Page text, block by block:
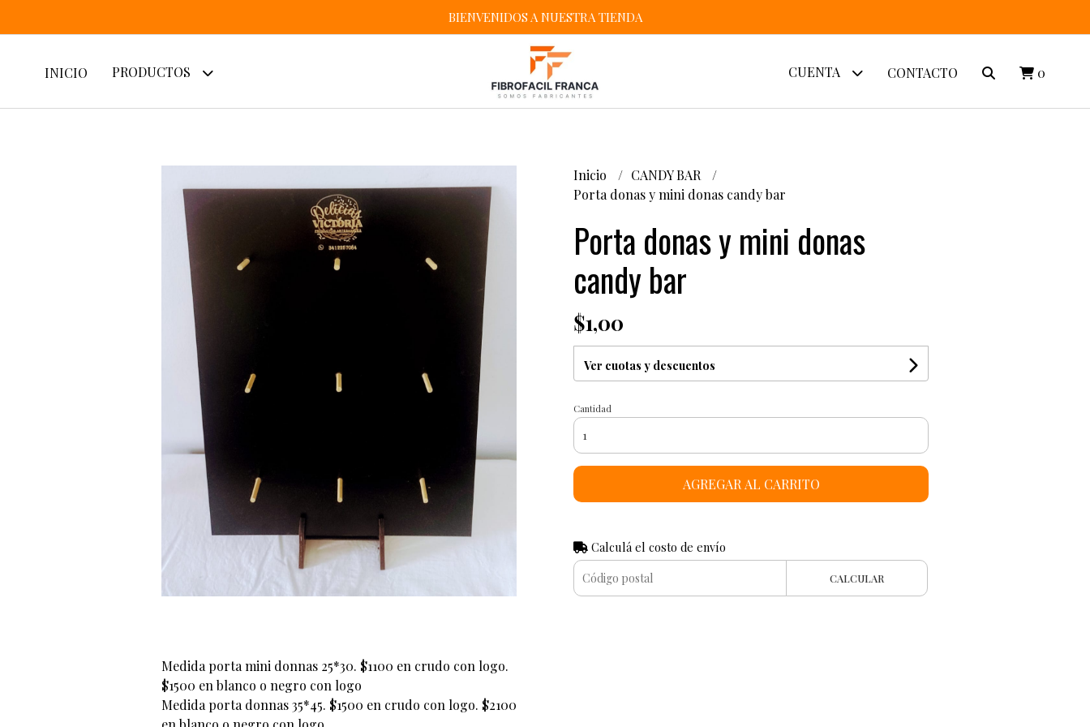
BIENVENIDOS A NUESTRA TIENDA
INICIO PRODUCTOS CUENTA CONTACTO 0
Medida porta mini donnas 25*30. $1100 en crudo con logo.
$1500 en blanco o negro con logo
Medida porta donnas 35*45. $1500 en crudo con logo. $2100
Inicio
CANDY BAR
Porta donas y mini donas candy bar
Porta donas y mini donas
candy bar
$1,00
Ver cuotas y descuentos
Cantidad
AGREGAR AL CARRITO
Calculá el costo de envío
CALCULAR